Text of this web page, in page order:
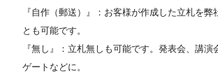
『自作（郵送）』：お客様が作成した立札を弊
とも可能です。
『無し』：立札無しも可能です。発表会、講演
ゲートなどに。